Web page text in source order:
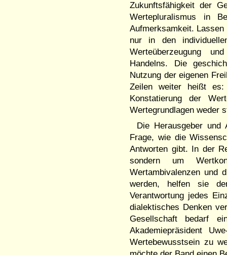
Zukunftsfähigkeit der
Wertepluralismus in
Aufmerksamkeit.
nur in den
Werteüberzeugung
Handelns. Die
Nutzung der eigenen
Zeilen weiter heißt
Konstatierung der
Wertegrundlagen weder
Die Herausgeber
Frage, wie die
Antworten gibt. In der
sondern um
Wertambivalenzen und
werden, helfen sie
Verantwortung jedes
dialektisches Denken
Gesellschaft bedarf
Akademiepräsident
Wertebewusstsein zu